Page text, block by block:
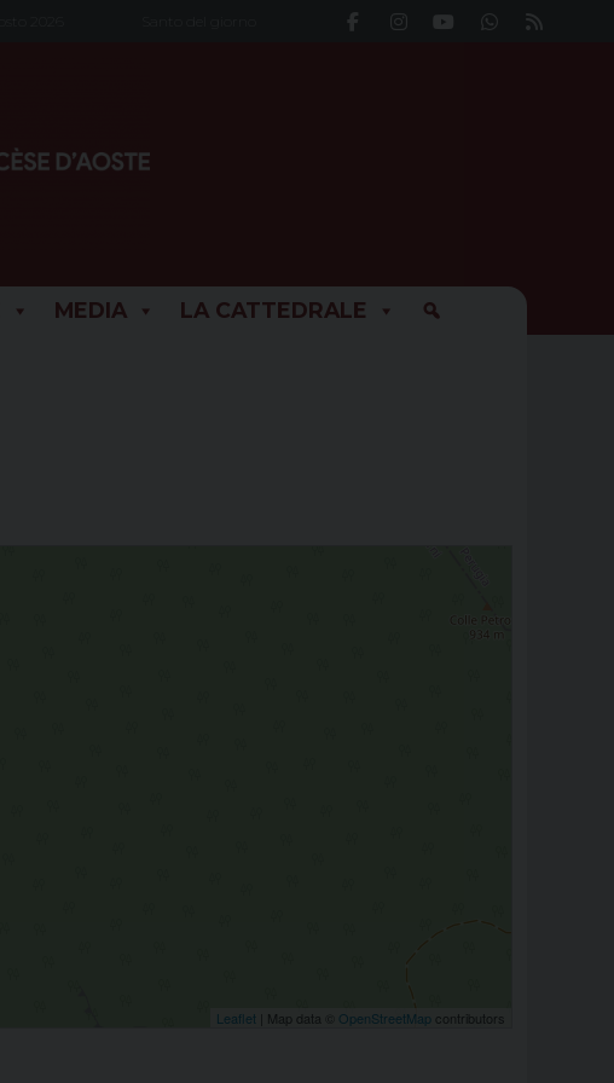
MEDIA LA CATTEDRALE
Leaflet | Map data © OpenStreetMap contributors